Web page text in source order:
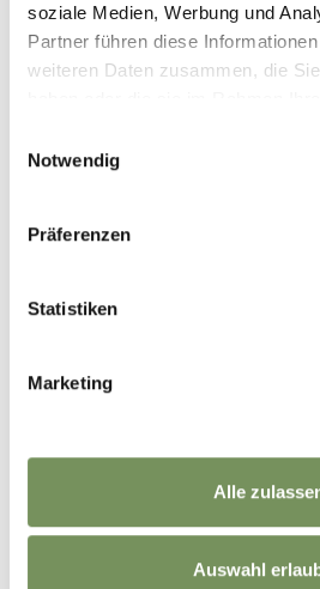
soziale Medien, Werbung und
Partner führen diese
weiteren Daten zusammen, die
Notwendig
Präferenzen
Statistiken
Marketing
Alle
Auswahl
+